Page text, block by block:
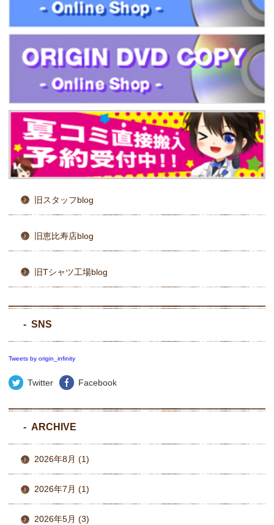
旧スタッフblog
旧恵比寿店blog
旧Tシャツ工場blog
SNS
Tweets by origin_infinity
Twitter Facebook
ARCHIVE
2026年8月 (1)
2026年7月 (1)
2026年5月 (3)